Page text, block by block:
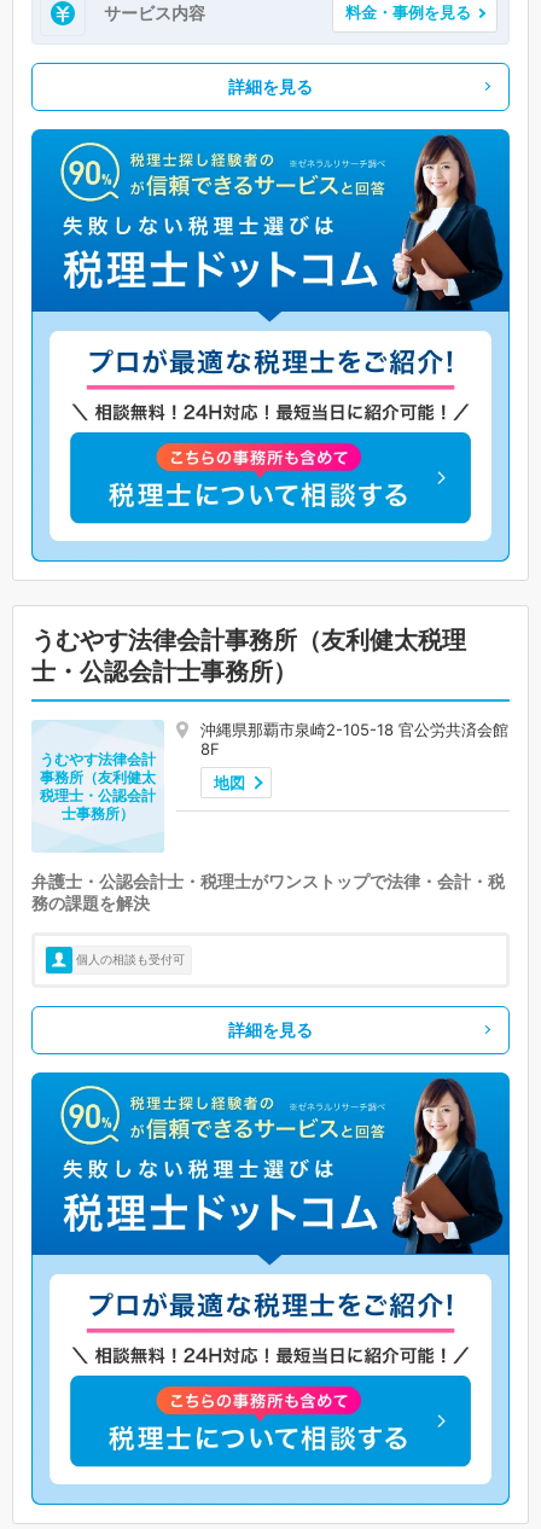
サービス内容 料金・事例を見る
詳細を見る
うむやす法律会計事務所（友利健太税理
士・公認会計士事務所）
沖縄県那覇市泉崎2-105-18 官公労共済会館
8F
地図
うむやす法律会計
事務所（友利健太
税理士・公認会計
士事務所）
弁護士・公認会計士・税理士がワンストップで法律・会計・税
務の課題を解決
個人の相談も受付可
詳細を見る